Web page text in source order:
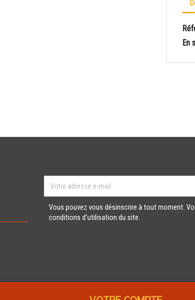
En
Vous pouvez vous désinscrire à tout moment.
conditions d'utilisation du site.